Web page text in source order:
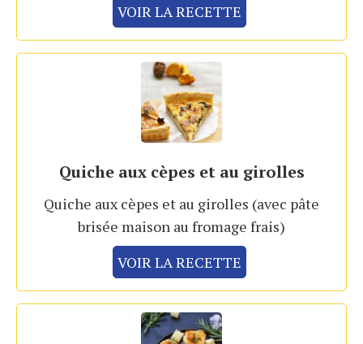
VOIR LA RECETTE
Quiche aux cèpes et au girolles
Quiche aux cèpes et au girolles (avec pâte
brisée maison au fromage frais)
VOIR LA RECETTE